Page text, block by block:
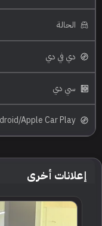
الحالة
دي في دي
سي دي
Android/Apple Car Play
إعلانات أخرى